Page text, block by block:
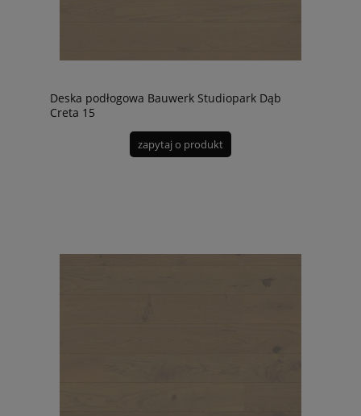
Deska podłogowa Bauwerk Studiopark Dąb
Creta 15
zapytaj o produkt